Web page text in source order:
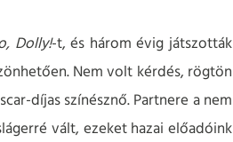
Dolly!-t, és három évig játszották
Nem volt kérdés, rögtön
díjas színésznő. Partnere a nem
vált, ezeket hazai előadóink